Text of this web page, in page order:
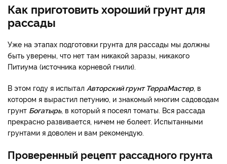
Как приготовить хороший грунт для
рассады
Уже на этапах подготовки грунта для рассады мы должны
быть уверены, что нет там никакой заразы, никакого
Питиума (источника корневой гнили).
В этом году я испытал Авторский грунт ТерраМастер, в
котором я вырастил петунию, и знакомый многим садоводам
грунт Богатырь, в который я посеял томаты. Вся рассада
прекрасно развивается, ничем не болеет. Испытанными
грунтами я доволен и вам рекомендую.
Проверенный рецепт рассадного грунта